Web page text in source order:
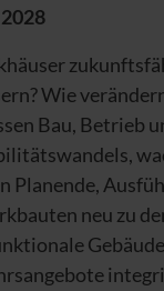
Wie
Bau, Betrieb
Planende,
neu zu